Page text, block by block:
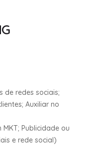
de redes sociais;
Auxiliar no
Publicidade ou
e rede social)